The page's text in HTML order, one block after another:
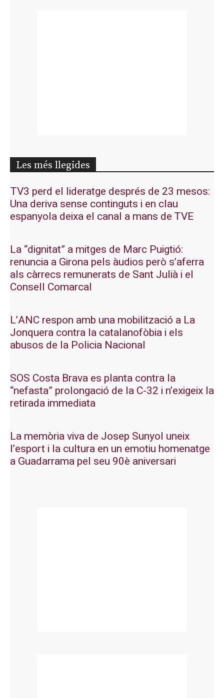
Les més llegides
TV3 perd el lideratge després de 23 mesos:
Una deriva sense continguts i en clau
espanyola deixa el canal a mans de TVE
La “dignitat” a mitges de Marc Puigtió:
renuncia a Girona pels àudios però s’aferra
als càrrecs remunerats de Sant Julià i el
Consell Comarcal
L’ANC respon amb una mobilització a La
Jonquera contra la catalanofòbia i els
abusos de la Policia Nacional
SOS Costa Brava es planta contra la
“nefasta” prolongació de la C-32 i n’exigeix la
retirada immediata
La memòria viva de Josep Sunyol uneix
l’esport i la cultura en un emotiu homenatge
a Guadarrama pel seu 90è aniversari